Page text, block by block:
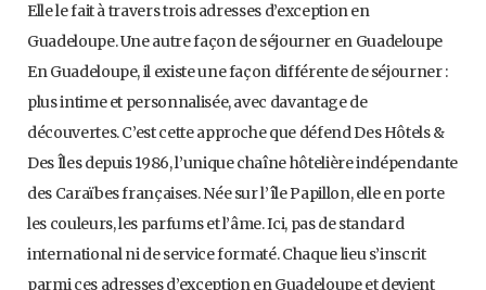
Elle le fait à travers trois adresses d’exception en
Guadeloupe. Une autre façon de séjourner en Guadeloupe
En Guadeloupe, il existe une façon différente de séjourner :
plus intime et personnalisée, avec davantage de
découvertes. C’est cette approche que défend Des Hôtels &
Des Îles depuis 1986, l’unique chaîne hôtelière indépendante
des Caraïbes françaises. Née sur l’île Papillon, elle en porte
les couleurs, les parfums et l’âme. Ici, pas de standard
international ni de service formaté. Chaque lieu s’inscrit
parmi ces adresses d’exception en Guadeloupe et devient